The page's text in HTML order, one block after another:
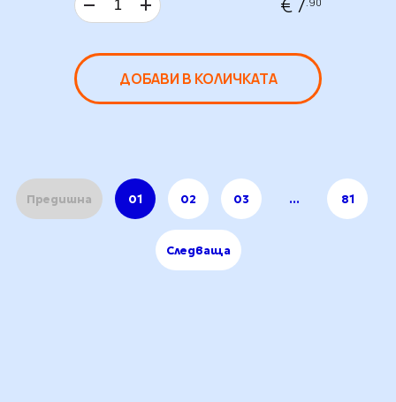
€ 7
ДОБАВИ В КОЛИЧКАТА
Предишна 01 02 03 ... 81
Следваща